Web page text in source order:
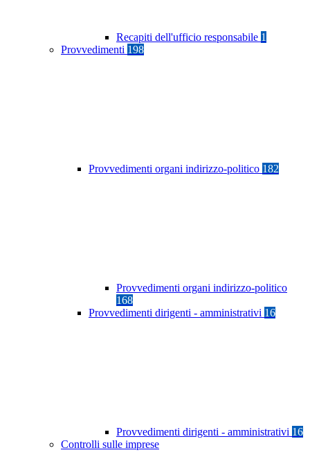
Recapiti dell'ufficio responsabile 1
Provvedimenti 198
Provvedimenti organi indirizzo-politico 182
Provvedimenti organi indirizzo-politico
168
Provvedimenti dirigenti - amministrativi 16
Provvedimenti dirigenti - amministrativi 16
Controlli sulle imprese